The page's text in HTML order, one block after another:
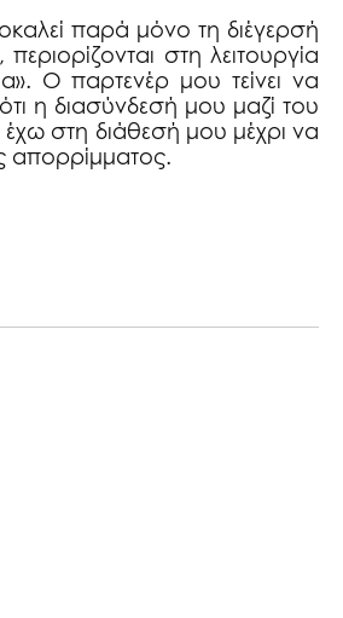
παρά μόνο τη διέγερσή
στη λειτουργία
Ο παρτενέρ μου τείνει να
η διασύνδεσή μου μαζί του
στη διάθεσή μου μέχρι να
απορρίμματος.